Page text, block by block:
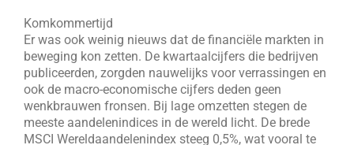
Komkommertijd
Er was ook weinig nieuws dat de financiële markten in
beweging kon zetten. De kwartaalcijfers die bedrijven
publiceerden, zorgden nauwelijks voor verrassingen en
ook de macro-economische cijfers deden geen
wenkbrauwen fronsen. Bij lage omzetten stegen de
meeste aandelenindices in de wereld licht. De brede
MSCI Wereldaandelenindex steeg 0,5%, wat vooral te